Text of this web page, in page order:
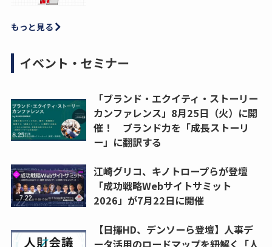
もっと見る
イベント・セミナー
「ブランド・エクイティ・ストーリー
カンファレンス」8月25日（火）に開
催！ ブランド力を「成長ストーリ
ー」に翻訳する
江崎グリコ、キノトロープらが登壇
「成功戦略Webサイトサミット
2026」が7月22日に開催
【日揮HD、デンソーら登壇】人事デ
ータ活用のロードマップを紐解く「人